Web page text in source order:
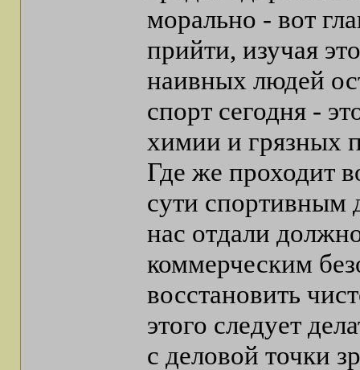
морально - вот
прийти, изучая
наивных людей
спорт сегодня -
химии и грязных
Где же проходит
сути спортивным
нас отдали
коммерческим
восстановить
этого следует
с деловой точки